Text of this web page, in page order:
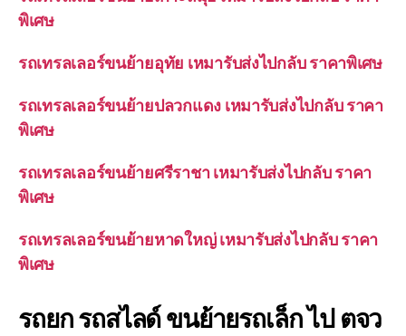
พิเศษ
รถเทรลเลอร์ขนย้ายอุทัย เหมารับส่งไปกลับ ราคาพิเศษ
รถเทรลเลอร์ขนย้ายปลวกแดง เหมารับส่งไปกลับ ราคา
พิเศษ
รถเทรลเลอร์ขนย้ายศรีราชา เหมารับส่งไปกลับ ราคา
พิเศษ
รถเทรลเลอร์ขนย้ายหาดใหญ่ เหมารับส่งไปกลับ ราคา
พิเศษ
รถยก รถสไลด์ ขนย้ายรถเล็ก ไป ตจว